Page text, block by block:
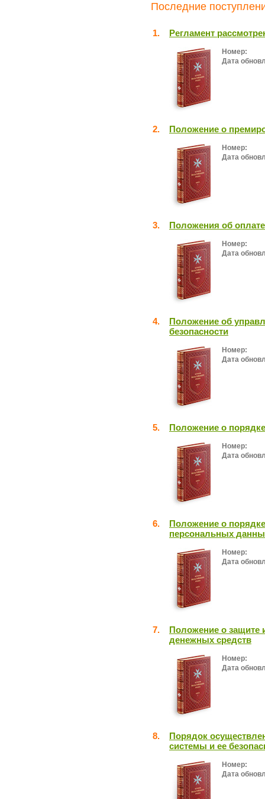
Последние
1. Регламент
Номер:
Дата
2. Положение о
Номер:
Дата
3. Положения об
Номер:
Дата
4.
Положение об
безопасности
Номер:
Дата
5. Положение о
Номер:
Дата
6.
Положение о
персональных
Номер:
Дата
7.
Положение о защите
денежных средств
Номер:
Дата
8.
Порядок
системы и ее
Номер:
Дата